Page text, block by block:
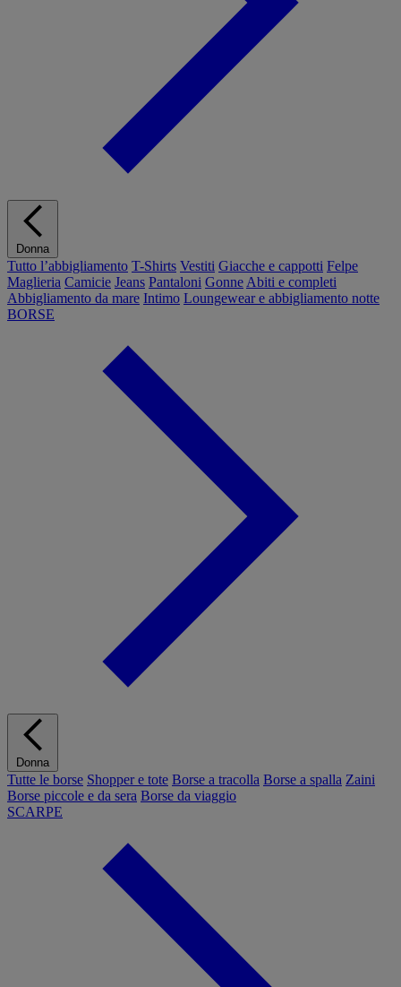
Donna
Tutto l’abbigliamento T-Shirts Vestiti Giacche e cappotti Felpe
Maglieria Camicie Jeans Pantaloni Gonne Abiti e completi
Abbigliamento da mare Intimo Loungewear e abbigliamento notte
BORSE
Donna
Tutte le borse Shopper e tote Borse a tracolla Borse a spalla Zaini
Borse piccole e da sera Borse da viaggio
SCARPE